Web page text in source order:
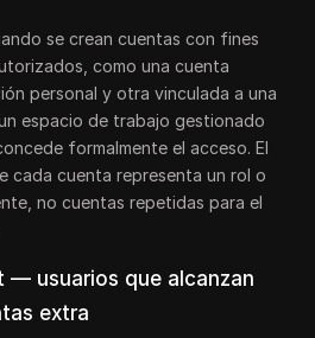
se crean cuentas con fines
como una cuenta
personal y otra vinculada a una
espacio de trabajo gestionado
formalmente el acceso. El
cada cuenta representa un rol o
no cuentas repetidas para el
— usuarios que alcanzan
extra